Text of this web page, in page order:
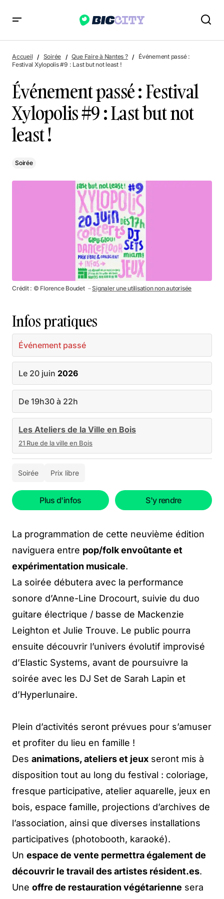
Événement passé : Festival Xylopolis #9 : Last but not least !
Accueil Soirée Que Faire à Nantes ?
Événement passé :
Festival Xylopolis #9 : Last but not least !
Événement passé : Festival
Xylopolis #9 : Last but not
least !
Soirée
Crédit : © Florence Boudet －Signaler une utilisation non autorisée
Infos pratiques
Événement passé
Le 20 juin 2026
De 19h30 à 22h
Les Ateliers de la Ville en Bois
21 Rue de la ville en Bois
Soirée Prix libre
Plus d'infos S'y rendre
La programmation de cette neuvième édition
naviguera entre pop/folk envoûtante et
expérimentation musicale.
La soirée débutera avec la performance
sonore d’Anne-Line Drocourt, suivie du duo
guitare électrique / basse de Mackenzie
Leighton et Julie Trouve. Le public pourra
ensuite découvrir l’univers évolutif improvisé
d’Elastic Systems, avant de poursuivre la
soirée avec les DJ Set de Sarah Lapin et
d’Hyperlunaire.
Plein d’activités seront prévues pour s’amuser
et profiter du lieu en famille !
Des animations, ateliers et jeux seront mis à
disposition tout au long du festival : coloriage,
fresque participative, atelier aquarelle, jeux en
bois, espace famille, projections d’archives de
l’association, ainsi que diverses installations
participatives (photobooth, karaoké).
Un espace de vente permettra également de
découvrir le travail des artistes résident.es.
Une offre de restauration végétarienne sera